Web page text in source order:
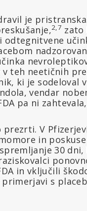
je
2,7 zato
teh neetičnih
ki je sodeloval
vendar
pa ni
V
in
30
in vključili
s